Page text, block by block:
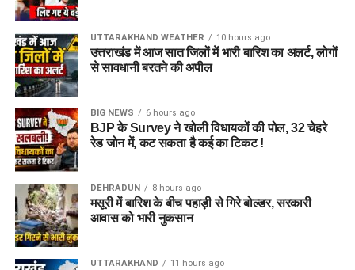
UTTARAKHAND WEATHER 10 hours ago
उत्तराखंड में आज सात जिलों में भारी बारिश का अलर्ट, लोगों
से सावधानी बरतने की अपील
BIG NEWS 6 hours ago
BJP के Survey ने खोली विधायकों की पोल, 32 चेहरे
रेड जोन में, कट सकता है कई का टिकट !
DEHRADUN 8 hours ago
मसूरी में बारिश के बीच पहाड़ी से गिरे बोल्डर, सरकारी
आवास को भारी नुकसान
UTTARAKHAND 11 hours ago